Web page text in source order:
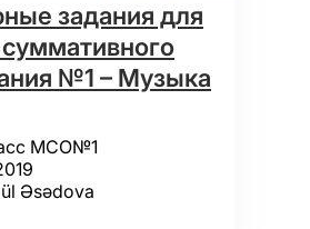
задания для
№1 – Музыка
МСО№1
Əsədova